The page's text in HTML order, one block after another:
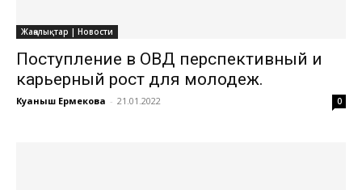
Жаңалықтар | Новости
Поступление в ОВД перспективный и
карьерный рост для молодеж.
Куаныш Ермекова - 21.01.2022 0